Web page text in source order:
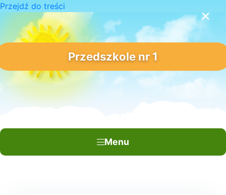
Przejdź do treści
Przedszkole nr 1
Menu
×